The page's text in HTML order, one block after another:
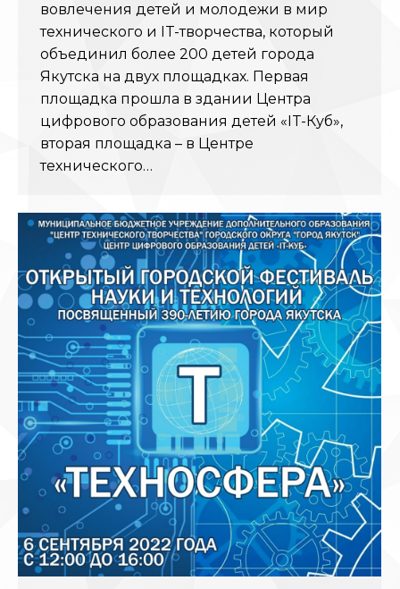
вовлечения детей и молодежи в мир
технического и IT-творчества, который
объединил более 200 детей города
Якутска на двух площадках. Первая
площадка прошла в здании Центра
цифрового образования детей «IT-Куб»,
вторая площадка – в Центре
технического…